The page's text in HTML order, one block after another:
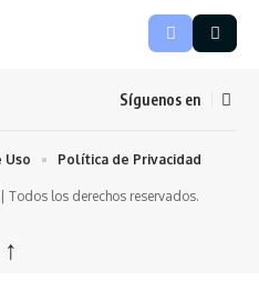
Síguenos en
los derechos reservados.
Uso Política de Privacidad
↑